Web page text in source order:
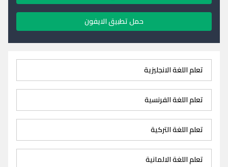
حمل تطبيق الايفون
تعلم اللغة الانجليزية
تعلم اللغة الفرنسية
تعلم اللغة التركية
تعلم اللغة الالمانية